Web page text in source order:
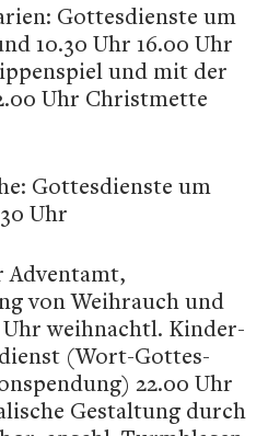
Gottesdienste um
10.30 Uhr 16.00 Uhr
und mit der
Uhr Christmette
Gottesdienste um
Uhr
Adventamt,
von Weihrauch und
weihnachtl. Kinder-
(Wort-Gottes-
22.00 Uhr
Gestaltung durch